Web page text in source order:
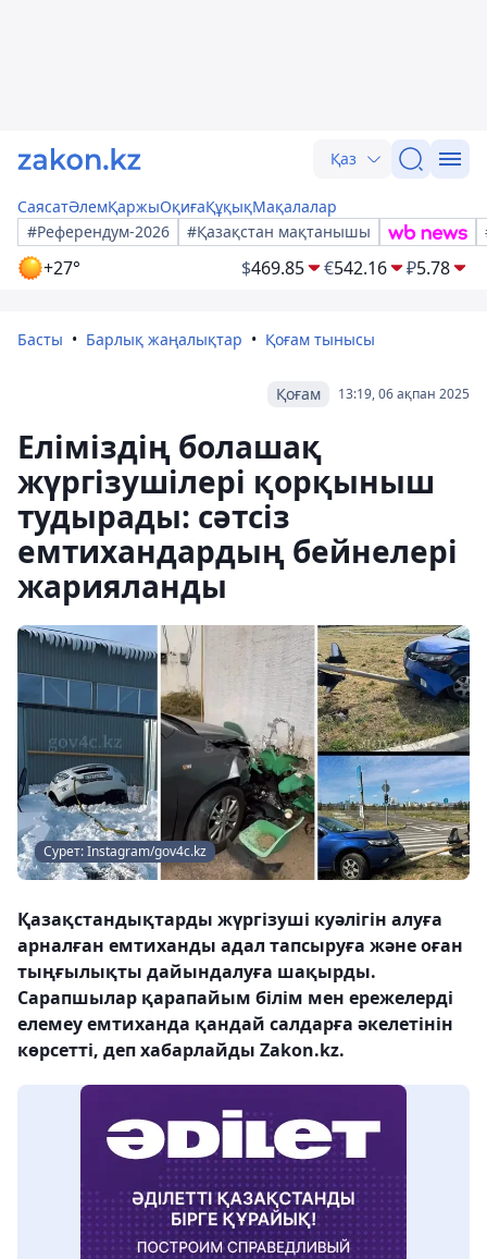
Қаз
СаясатӘлемҚаржыОқиғаҚұқықМақалалар
#Референдум-2026
#Қазақстан мақтанышы
+27° $469.85 €542.16 ₽5.78
Басты Барлық жаңалықтар Қоғам тынысы
13:19, 06 ақпан 2025
Қоғам
Еліміздің болашақ
жүргізушілері қорқыныш
тудырады: сәтсіз
емтихандардың бейнелері
жарияланды
Сурет: Instagram/gov4c.kz
Қазақстандықтарды жүргізуші куәлігін алуға
арналған емтиханды адал тапсыруға және оған
тыңғылықты дайындалуға шақырды.
Сарапшылар қарапайым білім мен ережелерді
елемеу емтиханда қандай салдарға әкелетінін
көрсетті, деп хабарлайды Zakon.kz.